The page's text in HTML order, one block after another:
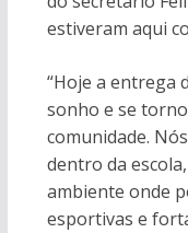
estiveram aqui
“Hoje a entrega
sonho e se
comunidade.
dentro da
ambiente onde
esportivas e